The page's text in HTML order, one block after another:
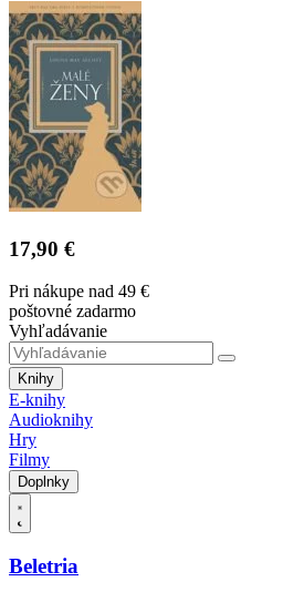
17,90 €
Pri nákupe nad 49 €
poštovné zadarmo
Vyhľadávanie
Knihy
E-knihy
Audioknihy
Hry
Filmy
Doplnky
Beletria